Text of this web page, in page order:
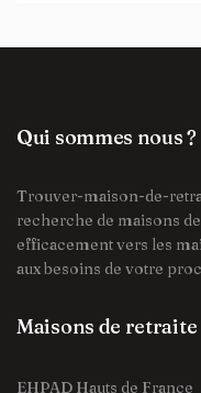
Qui sommes nous ?
Trouver-maison-de-
recherche de maisons
efficacement vers les
aux besoins de votre
Maisons de
EHPAD Hauts de France